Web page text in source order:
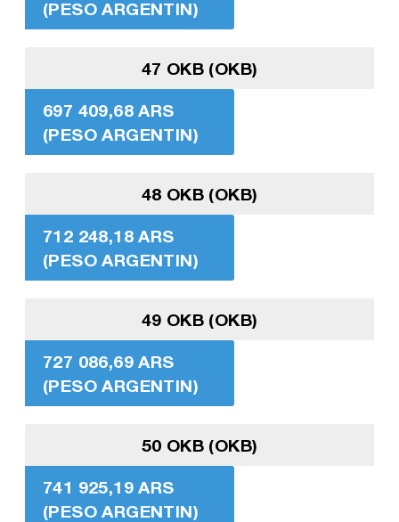
(PESO ARGENTIN)
47 OKB (OKB)
697 409,68 ARS
(PESO ARGENTIN)
48 OKB (OKB)
712 248,18 ARS
(PESO ARGENTIN)
49 OKB (OKB)
727 086,69 ARS
(PESO ARGENTIN)
50 OKB (OKB)
741 925,19 ARS
(PESO ARGENTIN)